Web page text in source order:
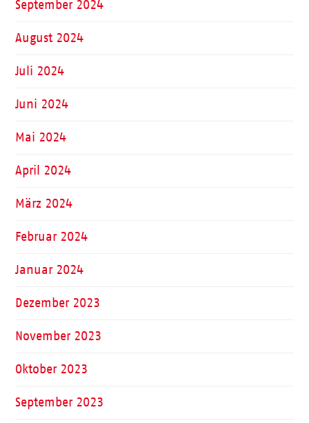
September 2024
August 2024
Juli 2024
Juni 2024
Mai 2024
April 2024
März 2024
Februar 2024
Januar 2024
Dezember 2023
November 2023
Oktober 2023
September 2023